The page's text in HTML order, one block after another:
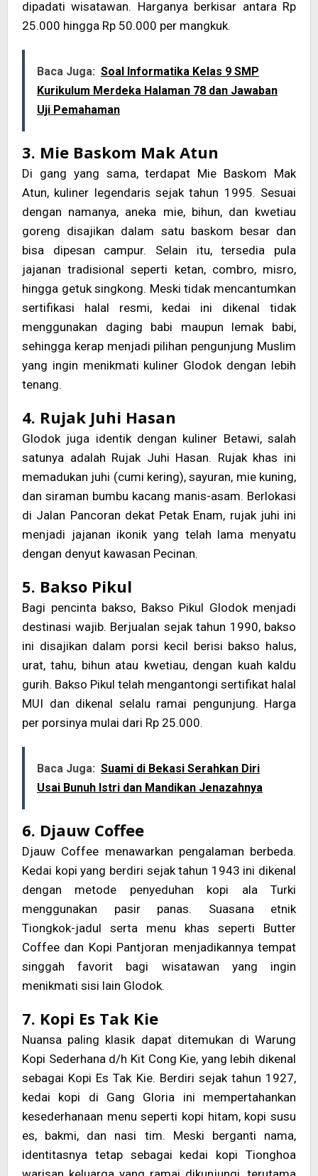
dipadati wisatawan. Harganya berkisar antara Rp
25.000 hingga Rp 50.000 per mangkuk.
Baca Juga: Soal Informatika Kelas 9 SMP
Kurikulum Merdeka Halaman 78 dan Jawaban
Uji Pemahaman
3. Mie Baskom Mak Atun
Di gang yang sama, terdapat Mie Baskom Mak
Atun, kuliner legendaris sejak tahun 1995. Sesuai
dengan namanya, aneka mie, bihun, dan kwetiau
goreng disajikan dalam satu baskom besar dan
bisa dipesan campur. Selain itu, tersedia pula
jajanan tradisional seperti ketan, combro, misro,
hingga getuk singkong. Meski tidak mencantumkan
sertifikasi halal resmi, kedai ini dikenal tidak
menggunakan daging babi maupun lemak babi,
sehingga kerap menjadi pilihan pengunjung Muslim
yang ingin menikmati kuliner Glodok dengan lebih
tenang.
4. Rujak Juhi Hasan
Glodok juga identik dengan kuliner Betawi, salah
satunya adalah Rujak Juhi Hasan. Rujak khas ini
memadukan juhi (cumi kering), sayuran, mie kuning,
dan siraman bumbu kacang manis-asam. Berlokasi
di Jalan Pancoran dekat Petak Enam, rujak juhi ini
menjadi jajanan ikonik yang telah lama menyatu
dengan denyut kawasan Pecinan.
5. Bakso Pikul
Bagi pencinta bakso, Bakso Pikul Glodok menjadi
destinasi wajib. Berjualan sejak tahun 1990, bakso
ini disajikan dalam porsi kecil berisi bakso halus,
urat, tahu, bihun atau kwetiau, dengan kuah kaldu
gurih. Bakso Pikul telah mengantongi sertifikat halal
MUI dan dikenal selalu ramai pengunjung. Harga
per porsinya mulai dari Rp 25.000.
Baca Juga: Suami di Bekasi Serahkan Diri
Usai Bunuh Istri dan Mandikan Jenazahnya
6. Djauw Coffee
Djauw Coffee menawarkan pengalaman berbeda.
Kedai kopi yang berdiri sejak tahun 1943 ini dikenal
dengan metode penyeduhan kopi ala Turki
menggunakan pasir panas. Suasana etnik
Tiongkok-jadul serta menu khas seperti Butter
Coffee dan Kopi Pantjoran menjadikannya tempat
singgah favorit bagi wisatawan yang ingin
menikmati sisi lain Glodok.
7. Kopi Es Tak Kie
Nuansa paling klasik dapat ditemukan di Warung
Kopi Sederhana d/h Kit Cong Kie, yang lebih dikenal
sebagai Kopi Es Tak Kie. Berdiri sejak tahun 1927,
kedai kopi di Gang Gloria ini mempertahankan
kesederhanaan menu seperti kopi hitam, kopi susu
es, bakmi, dan nasi tim. Meski berganti nama,
identitasnya tetap sebagai kedai kopi Tionghoa